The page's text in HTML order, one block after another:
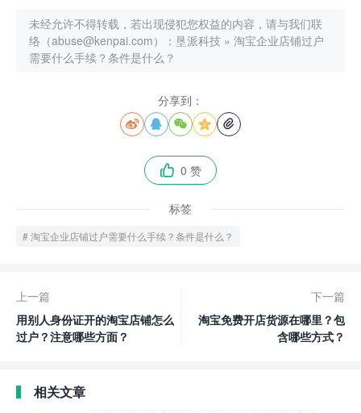
未经允许不得转载，若出现侵犯您权益的内容，请与我们联
络（abuse@kenpai.com）： 垦派科技 » 淘宝企业店铺过户
需要什么手续？条件是什么？
分享到：
    
 0 赞
标签
淘宝企业店铺过户需要什么手续？条件是什么？
上一篇
用别人身份证开的淘宝店铺怎么
过户？注意哪些方面？
下一篇
淘宝免费开店货源在哪里？包
含哪些方式？
相关文章